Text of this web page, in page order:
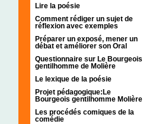
Lire la poésie
Comment rédiger un sujet de
réflexion avec exemples
Préparer un exposé, mener un
débat et améliorer son Oral
Questionnaire sur Le Bourgeois
gentilhomme de Molière
Le lexique de la poésie
Projet pédagogique:Le
Bourgeois gentilhomme Molière
Les procédés comiques de la
comédie